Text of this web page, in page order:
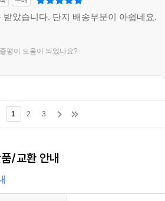
받았습니다. 단지 배송부분이 아쉽네요.
평이 도움이 되었나요?
1 2 3
/교환 안내